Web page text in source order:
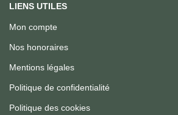
LIENS UTILES
Mon compte
Nos honoraires
Mentions légales
Politique de confidentialité
Politique des cookies